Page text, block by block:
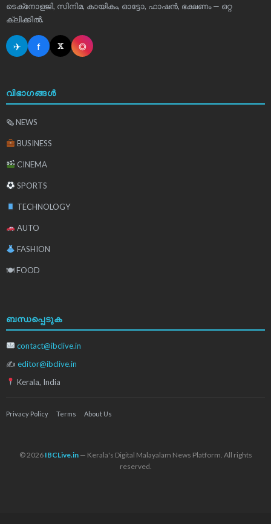
ടെക്‌നോളജി, സിനിമ, കായികം, ഓട്ടോ, ഫാഷൻ, ഭക്ഷണം — ഒറ്റ
ക്ലിക്കിൽ.
✈ f 𝕏 ◎
വിഭാഗങ്ങൾ
🗞 NEWS
BUSINESS
CINEMA
SPORTS
TECHNOLOGY
AUTO
FASHION
🍽 FOOD
ബന്ധപ്പെടുക
contact@ibclive.in
✍ editor@ibclive.in
Kerala, India
Privacy Policy Terms About Us
© 2026 IBCLive.in— Kerala's Digital Malayalam News Platform. All rights
reserved.